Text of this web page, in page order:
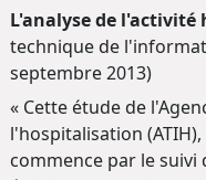
L'analyse de l'activité
technique de
septembre 2013)
« Cette étude de
l'hospitalisation
commence par le suivi